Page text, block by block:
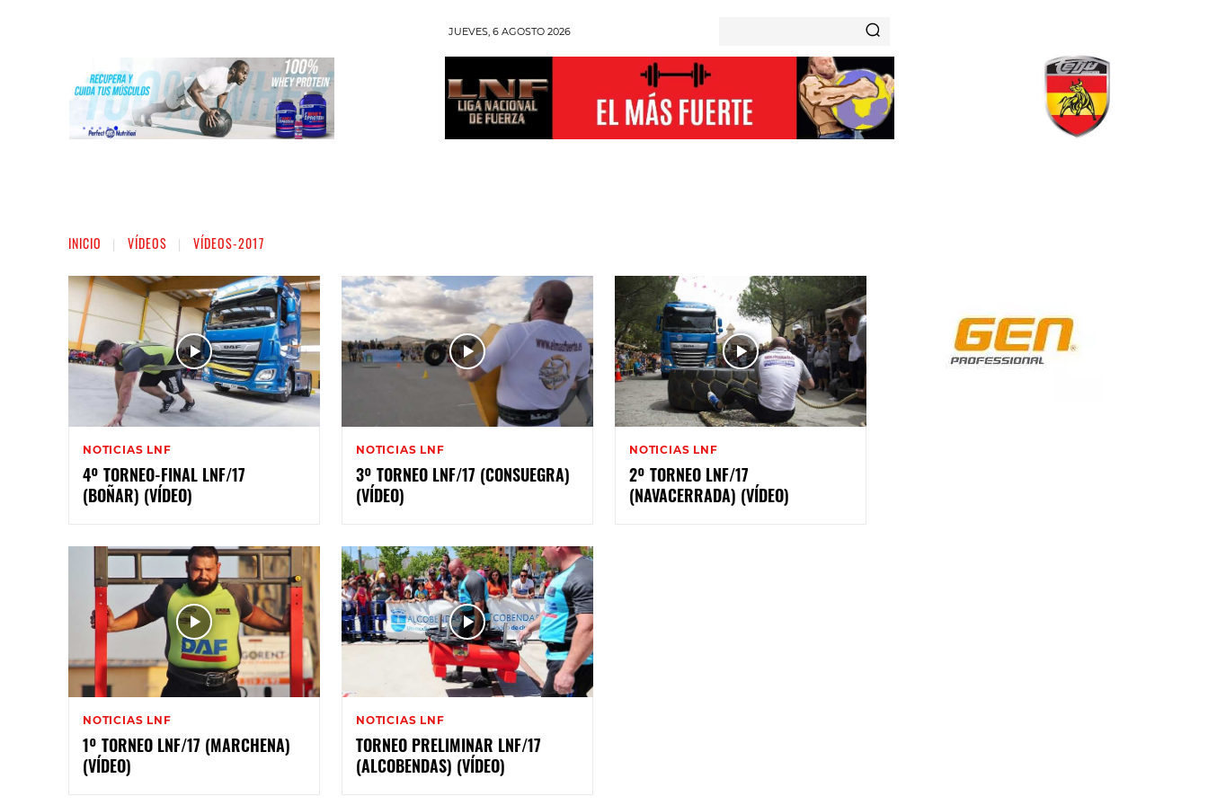
JUEVES, 6 AGOSTO 2026
INICIO VÍDEOS VÍDEOS-2017
NOTICIAS LNF
4º TORNEO-FINAL LNF/17
(BOÑAR) (VÍDEO)
NOTICIAS LNF
3º TORNEO LNF/17 (CONSUEGRA)
(VÍDEO)
NOTICIAS LNF
2º TORNEO LNF/17
(NAVACERRADA) (VÍDEO)
NOTICIAS LNF
1º TORNEO LNF/17 (MARCHENA)
(VÍDEO)
NOTICIAS LNF
TORNEO PRELIMINAR LNF/17
(ALCOBENDAS) (VÍDEO)